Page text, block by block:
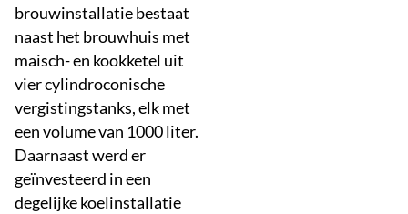
brouwinstallatie bestaat
naast het brouwhuis met
maisch- en kookketel uit
vier cylindroconische
vergistingstanks, elk met
een volume van 1000 liter.
Daarnaast werd er
geïnvesteerd in een
degelijke koelinstallatie